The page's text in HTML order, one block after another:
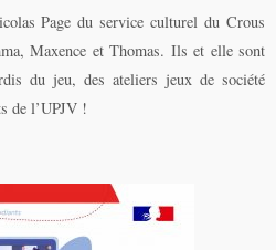
Page du service culturel du Crous
Maxence et Thomas. Ils et elle sont
du jeu, des ateliers jeux de société
de l’UPJV !